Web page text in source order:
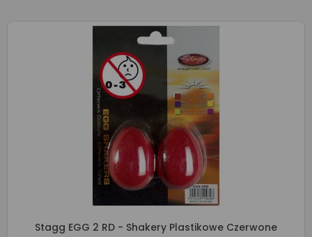
Stagg EGG 2 RD - Shakery Plastikowe Czerwone